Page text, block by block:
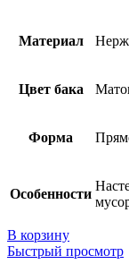
Материал
Цвет бака
Форма
Особенности
В корзину
Быстрый просмотр